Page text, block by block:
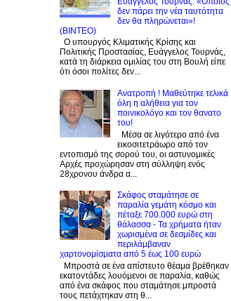
δεν πάρει την νέα ταυτότητα
δεν θα πληρώνεται»!
(BINTEO)
Ο υπουργός Κλιματικής Κρίσης και
Πολιτικής Προστασίας, Ευάγγελος Τουρνάς,
κατά τη διάρκεια ομιλίας του στη Βουλή είπε
ότι όσοι πολίτες δεν...
Ανατροπή ! Mαθεύτηκε τελικά
όλη η αλήθεια για τον
ποινικολόγο και τον θανατο
του!
Μέσα σε λιγότερο από ένα
εικοσιτετράωρο από τον
εντοπισμό της σορού του, οι αστυνομικές
Αρχές προχώρησαν στη σύλληψη ενός
28χρονου άνδρα α...
Σκάφος σταμάτησε σε
παραλία γεμάτη κόσμο και
πέταξε 700.000 ευρώ στη
θάλασσα - Τα χρήματα ήταν
χωρισμένα σε δεσμίδες και
περιλάμβαναν
χαρτονομίσματα από 5 έως 100 ευρώ
Μπροστά σε ένα απίστευτο θέαμα βρέθηκαν
εκατοντάδες λουόμενοι σε παραλία, καθώς
από ένα σκάφος που σταμάτησε μπροστά
τους πετάχτηκαν στη θ...